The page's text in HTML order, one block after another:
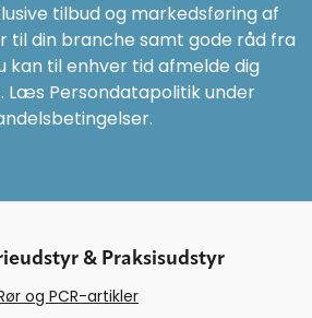
tilbud og markedsføring af
til din branche samt gode råd fra
kan til enhver tid afmelde dig
Læs Persondatapolitik under
& Praksisudstyr
og PCR-artikler